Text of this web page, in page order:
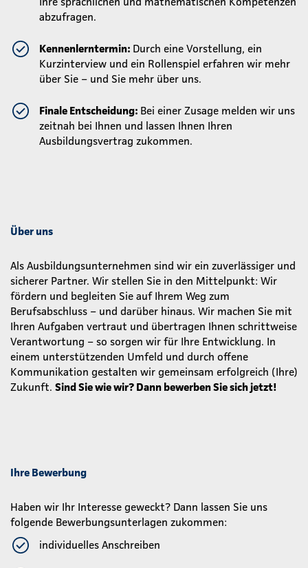
abzufragen.
Kennenlerntermin: Durch eine Vorstellung, ein
Kurzinterview und ein Rollenspiel erfahren wir mehr
über Sie – und Sie mehr über uns.
Finale Entscheidung: Bei einer Zusage melden wir uns
zeitnah bei Ihnen und lassen Ihnen Ihren
Ausbildungsvertrag zukommen.
Über uns
Als Ausbildungsunternehmen sind wir ein zuverlässiger und
sicherer Partner. Wir stellen Sie in den Mittelpunkt: Wir
fördern und begleiten Sie auf Ihrem Weg zum
Berufsabschluss – und darüber hinaus. Wir machen Sie mit
Ihren Aufgaben vertraut und übertragen Ihnen schrittweise
Verantwortung – so sorgen wir für Ihre Entwicklung. In
einem unterstützenden Umfeld und durch offene
Kommunikation gestalten wir gemeinsam erfolgreich (Ihre)
Zukunft. Sind Sie wie wir? Dann bewerben Sie sich jetzt!
Ihre Bewerbung
Haben wir Ihr Interesse geweckt? Dann lassen Sie uns
folgende Bewerbungsunterlagen zukommen:
individuelles Anschreiben